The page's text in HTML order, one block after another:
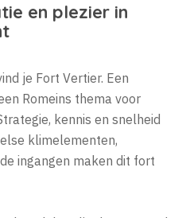
en plezier in
je Fort Vertier. Een
Romeins thema voor
kennis en snelheid
klimelementen,
ingangen maken dit fort